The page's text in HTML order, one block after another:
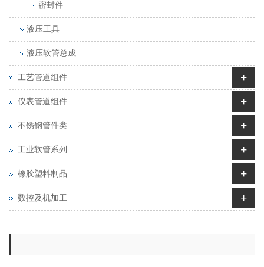
密封件
液压工具
液压软管总成
工艺管道组件 +
仪表管道组件 +
不锈钢管件类 +
工业软管系列 +
橡胶塑料制品 +
数控及机加工 +